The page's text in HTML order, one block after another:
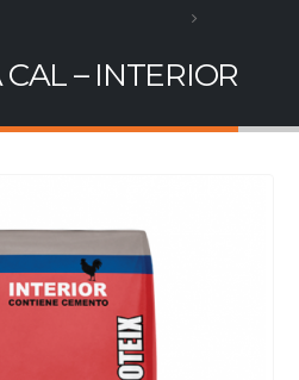
– INTERIOR